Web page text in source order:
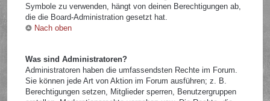
Symbole zu verwenden, hängt von deinen Berechtigungen ab,
die die Board-Administration gesetzt hat.
Nach oben
Was sind Administratoren?
Administratoren haben die umfassendsten Rechte im Forum.
Sie können jede Art von Aktion im Forum ausführen; z. B.
Berechtigungen setzen, Mitglieder sperren, Benutzergruppen